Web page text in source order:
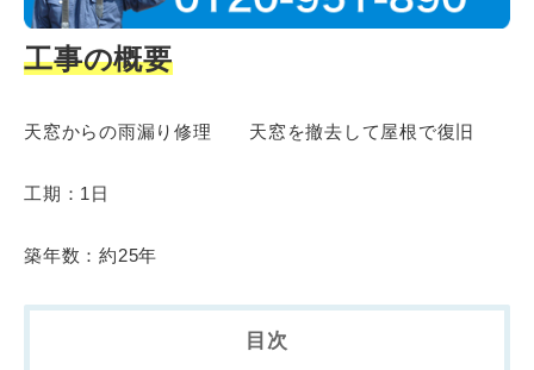
工事の概要
天窓からの雨漏り修理 天窓を撤去して屋根で復旧
工期：1日
築年数：約25年
目次